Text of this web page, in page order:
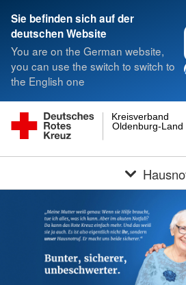
Sie befinden sich auf der
deutschen Website
You are on the German website,
you can use the switch to switch to
the English one
Oldenburg-Land
Kreisverband